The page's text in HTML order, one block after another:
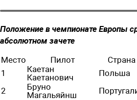
Положение в чемпионате Европы
абсолютном зачете
Место
Пилот Страна
1
Каетан
Каетанович
Польша
2
Бруно
Магальяйнш